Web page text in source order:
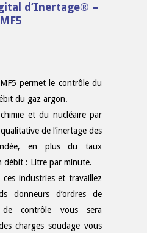
d’Inertage® –
MF5
permet le contrôle du
du gaz argon.
et du nucléaire par
de l’inertage des
en plus du taux
débit : Litre par minute.
industries et travaillez
donneurs d’ordres de
de contrôle vous sera
charges soudage vous